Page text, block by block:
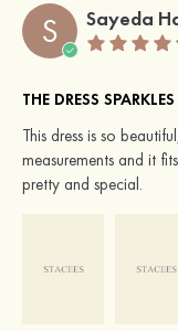
S Sayeda
THE DRESS
This dress is so
measurements and it
pretty and special.